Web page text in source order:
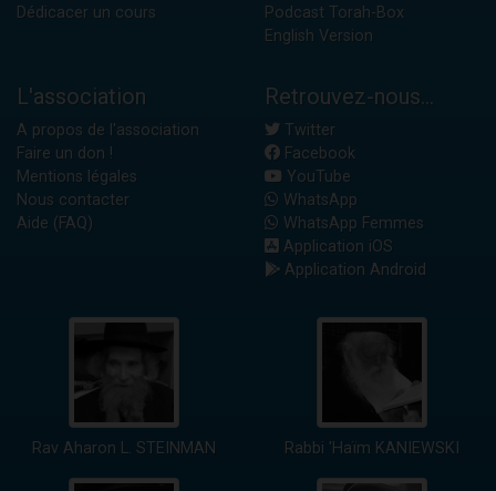
Dédicacer un cours
Podcast Torah-Box
English Version
L'association
A propos de l'association
Faire un don !
Mentions légales
Nous contacter
Aide (FAQ)
Retrouvez-nous...
Twitter
Facebook
YouTube
WhatsApp
WhatsApp Femmes
Application iOS
Application Android
Rav Aharon L. STEINMAN Rabbi 'Haïm KANIEWSKI